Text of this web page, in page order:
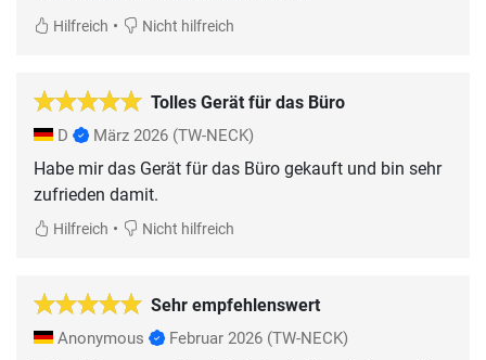
Hilfreich • Nicht hilfreich
Tolles Gerät für das Büro
D März 2026 (TW-NECK)
Habe mir das Gerät für das Büro gekauft und bin sehr
zufrieden damit.
Hilfreich • Nicht hilfreich
Sehr empfehlenswert
Anonymous Februar 2026 (TW-NECK)